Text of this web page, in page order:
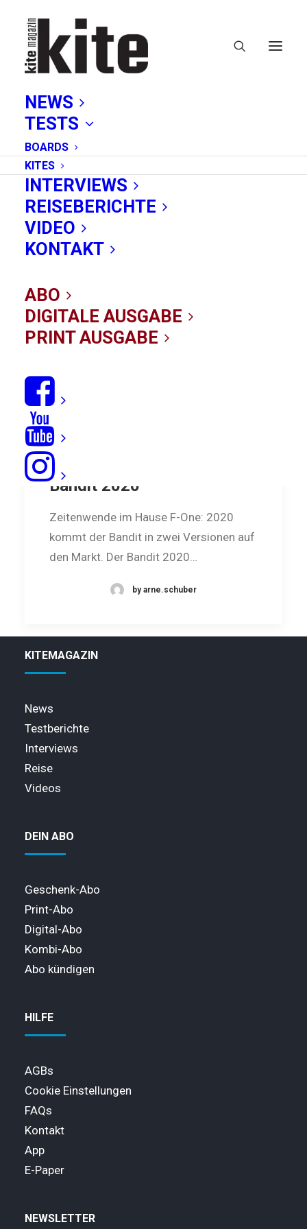
NEWS
TESTS
BOARDS
KITES
INTERVIEWS
REISEBERICHTE
VIDEO
KONTAKT
ABO
DIGITALE AUSGABE
PRINT AUSGABE
bandit
Aus eins mach zwei: F-One
Bandit 2020
Zeitenwende im Hause F-One: 2020
kommt der Bandit in zwei Versionen auf
den Markt. Der Bandit 2020…
by arne.schuber
KITEMAGAZIN
News
Testberichte
Interviews
Reise
Videos
DEIN ABO
Geschenk-Abo
Print-Abo
Digital-Abo
Kombi-Abo
Abo kündigen
HILFE
AGBs
Cookie Einstellungen
FAQs
Kontakt
App
E-Paper
NEWSLETTER